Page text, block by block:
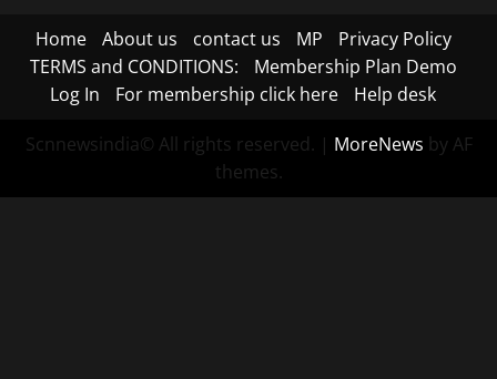
Home About us contact us MP
Privacy Policy
TERMS and CONDITIONS:
Membership Plan Demo
Log In
For membership click here Help desk
Scnnewsindia© All rights reserved. | MoreNews by AF
themes.